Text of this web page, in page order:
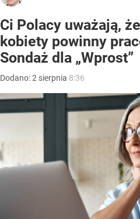
Ci Polacy uważają,
kobiety powinny
Sondaż dla „Wprost”
Dodano:2 sierpnia 8:36